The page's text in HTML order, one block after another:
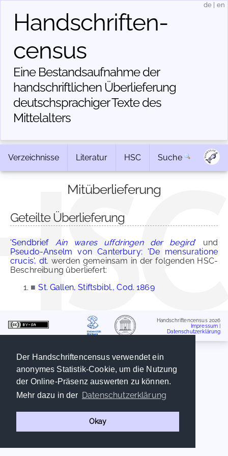
Der Handschriftencensus verwendet ein
anonymes Statistik-Cookie, um die Nutzung
der Online-Präsenz auswerten zu können.
Mehr dazu in der Datenschutzerklärung
Okay
Handschriften­
census
Eine Bestandsaufnahme der
handschriftlichen Über­lieferung
deutschsprachiger Texte des
Mittelalters
de en
Verzeichnisse Literatur HSC Suche
Mitüberlieferung
Geteilte Überlieferung
'Sendbrief Ain wares uffdringen der begird' und
Pseudo-Anselm von Canterbury: 'De mensuratione
crucis', dt. werden gemeinsam in der folgenden HSC-
Beschreibung überliefert:
■ St. Gallen, Stiftsbibl., Cod. 1869
Handschriftencensus 2026
Impressum
Datenschutzerklärung